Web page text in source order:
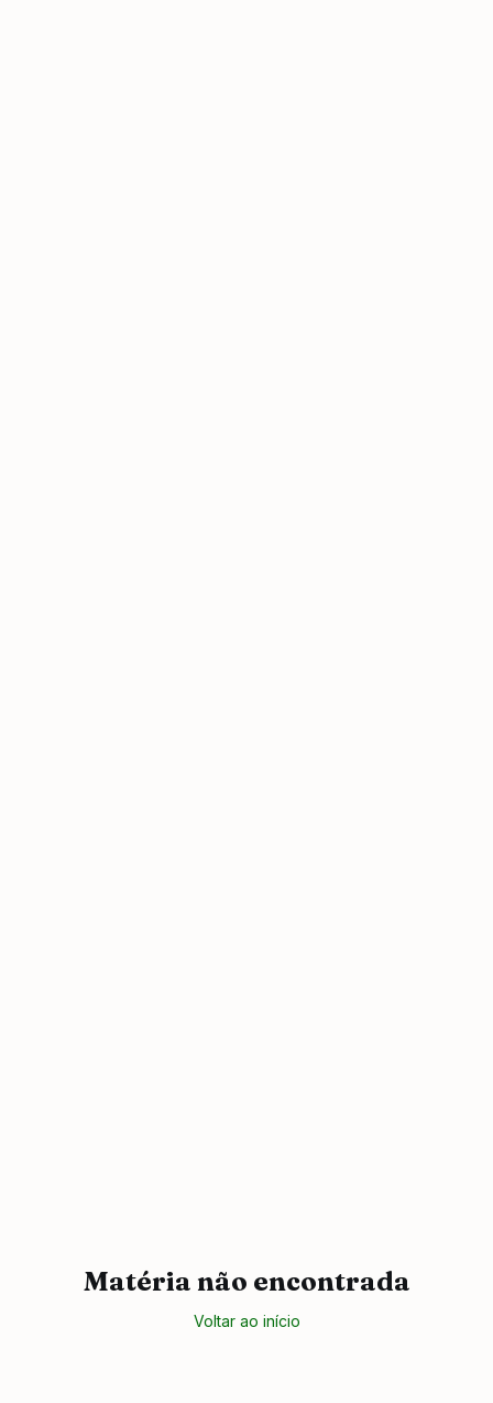
Matéria não encontrada
Voltar ao início